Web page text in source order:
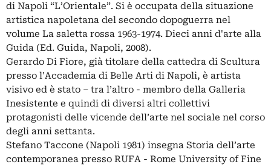
di Napoli “L’Orientale”. Si è occupata della situazione
artistica napoletana del secondo dopoguerra nel
volume La saletta rossa 1963-1974. Dieci anni d'arte alla
Guida (Ed. Guida, Napoli, 2008).
Gerardo Di Fiore, già titolare della cattedra di Scultura
presso l'Accademia di Belle Arti di Napoli, è artista
visivo ed è stato – tra l’altro - membro della Galleria
Inesistente e quindi di diversi altri collettivi
protagonisti delle vicende dell’arte nel sociale nel corso
degli anni settanta.
Stefano Taccone (Napoli 1981) insegna Storia dell’arte
contemporanea presso RUFA - Rome University of Fine